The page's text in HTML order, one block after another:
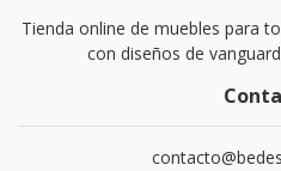
Tienda online de muebles para
con diseños de